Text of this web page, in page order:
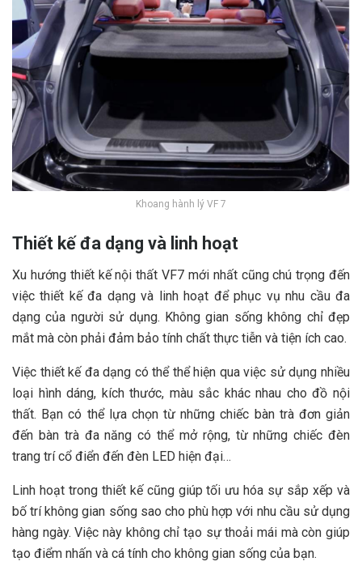
Khoang hành lý VF 7
Thiết kế đa dạng và linh hoạt
Xu hướng thiết kế nội thất VF7 mới nhất cũng chú trọng đến
việc thiết kế đa dạng và linh hoạt để phục vụ nhu cầu đa
dạng của người sử dụng. Không gian sống không chỉ đẹp
mắt mà còn phải đảm bảo tính chất thực tiễn và tiện ích cao.
Việc thiết kế đa dạng có thể thể hiện qua việc sử dụng nhiều
loại hình dáng, kích thước, màu sắc khác nhau cho đồ nội
thất. Bạn có thể lựa chọn từ những chiếc bàn trà đơn giản
đến bàn trà đa năng có thể mở rộng, từ những chiếc đèn
trang trí cổ điển đến đèn LED hiện đại…
Linh hoạt trong thiết kế cũng giúp tối ưu hóa sự sắp xếp và
bố trí không gian sống sao cho phù hợp với nhu cầu sử dụng
hàng ngày. Việc này không chỉ tạo sự thoải mái mà còn giúp
tạo điểm nhấn và cá tính cho không gian sống của bạn.